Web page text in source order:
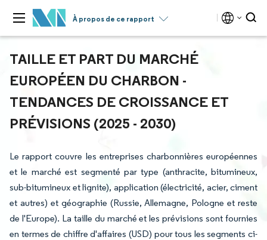
À propos de ce rapport
TAILLE ET PART DU MARCHÉ
EUROPÉEN DU CHARBON -
TENDANCES DE CROISSANCE ET
PRÉVISIONS (2025 - 2030)
Le rapport couvre les entreprises charbonnières européennes
et le marché est segmenté par type (anthracite, bitumineux,
sub-bitumineux et lignite), application (électricité, acier, ciment
et autres) et géographie (Russie, Allemagne, Pologne et reste
de l'Europe). La taille du marché et les prévisions sont fournies
en termes de chiffre d'affaires (USD) pour tous les segments ci-